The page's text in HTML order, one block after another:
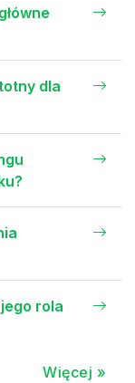
dla
rola
Więcej »